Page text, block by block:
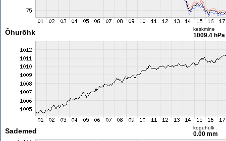
Õhurõhk keskmine
1009.4 hPa
Sademed koguhulk
0.00 mm